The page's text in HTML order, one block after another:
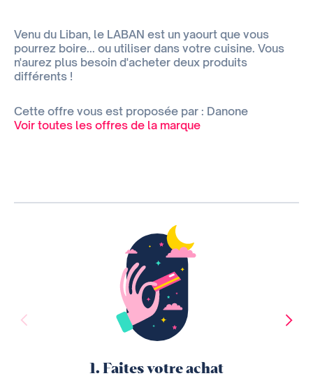
Venu du Liban, le LABAN est un yaourt que vous
pourrez boire... ou utiliser dans votre cuisine. Vous
n'aurez plus besoin d'acheter deux produits
différents !
Cette offre vous est proposée par : Danone
Voir toutes les offres de la marque
1. Faites votre achat